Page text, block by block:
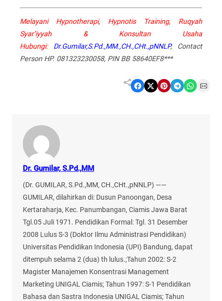
Melayani Hypnotherapi, Hypnotis Training, Ruqyah
Syar’iyyah & Konsultan Usaha
Hubungi:
Dr.Gumilar,S.Pd.,MM.,CH.,CHt.,pNNLP, Contact
Person HP. 081323230058, PIN BB 58640EF8***
Share on Facebook Share on X Share on Pinterest Share on Telegram Share on WhatsApp Share on Email
Dr. Gumilar, S.Pd.,MM
(Dr. GUMILAR, S.Pd.,MM, CH.,CHt.,pNNLP) ——
GUMILAR, dilahirkan di: Dusun Panoongan, Desa
Kertaraharja, Kec. Panumbangan, Ciamis Jawa Barat
Tgl.05 Juli 1971. Pendidikan Formal: Tgl. 31 Desember
2008 Lulus S-3 (Doktor Ilmu Administrasi Pendidikan)
Universitas Pendidikan Indonesia (UPI) Bandung, dapat
ditempuh selama 2 (dua) th lulus.;Tahun 2002: S-2
Magister Manajemen Konsentrasi Management
Marketing UNIGAL Ciamis; Tahun 1997: S-1 Pendidikan
Bahasa dan Sastra Indonesia UNIGAL Ciamis; Tahun